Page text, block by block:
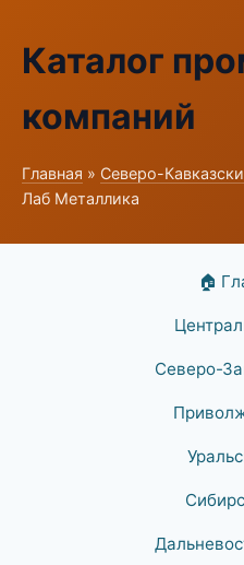
Каталог
компаний
Главная » Северо-
Лаб Металлика
🏠
Северо-